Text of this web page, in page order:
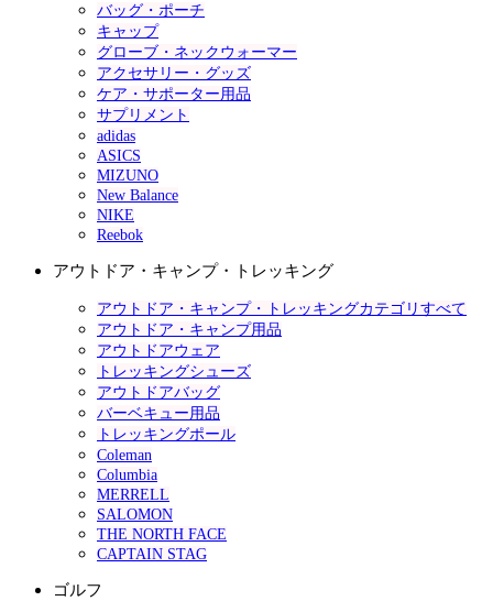
バッグ・ポーチ
キャップ
グローブ・ネックウォーマー
アクセサリー・グッズ
ケア・サポーター用品
サプリメント
adidas
ASICS
MIZUNO
New Balance
NIKE
Reebok
アウトドア・キャンプ・トレッキング
アウトドア・キャンプ・トレッキングカテゴリすべて
アウトドア・キャンプ用品
アウトドアウェア
トレッキングシューズ
アウトドアバッグ
バーベキュー用品
トレッキングポール
Coleman
Columbia
MERRELL
SALOMON
THE NORTH FACE
CAPTAIN STAG
ゴルフ